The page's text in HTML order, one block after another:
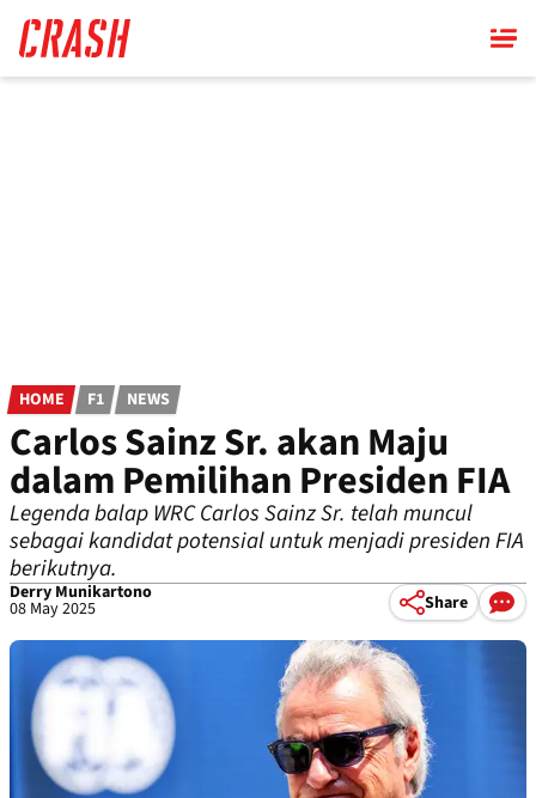
main
content
HOME F1 NEWS
Carlos Sainz Sr. akan Maju
dalam Pemilihan Presiden FIA
Legenda balap WRC Carlos Sainz Sr. telah muncul
sebagai kandidat potensial untuk menjadi presiden FIA
berikutnya.
Derry Munikartono
08 May 2025 Share